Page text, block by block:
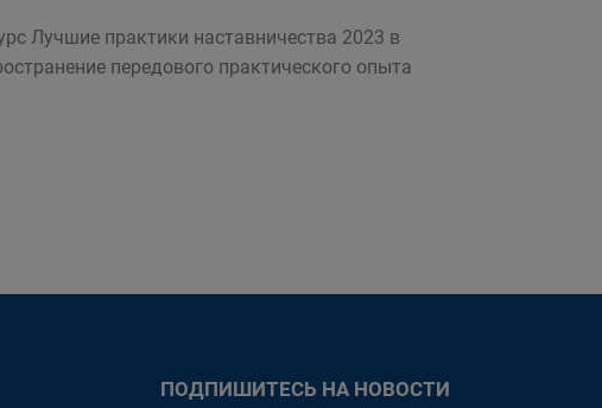
Лучшие практики наставничества 2023 в
передового практического опыта
ПОДПИШИТЕСЬ НА НОВОСТИ